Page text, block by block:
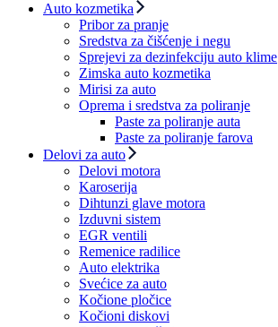
Auto kozmetika
Pribor za pranje
Sredstva za čišćenje i negu
Sprejevi za dezinfekciju auto klime
Zimska auto kozmetika
Mirisi za auto
Oprema i sredstva za poliranje
Paste za poliranje auta
Paste za poliranje farova
Delovi za auto
Delovi motora
Karoserija
Dihtunzi glave motora
Izduvni sistem
EGR ventili
Remenice radilice
Auto elektrika
Svećice za auto
Kočione pločice
Kočioni diskovi